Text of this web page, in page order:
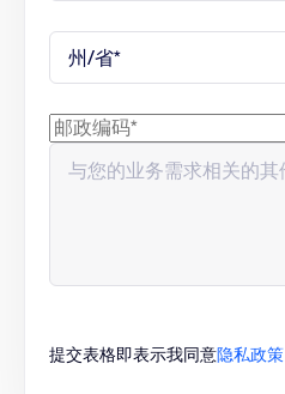
提交表格即表示我同意隐私政策